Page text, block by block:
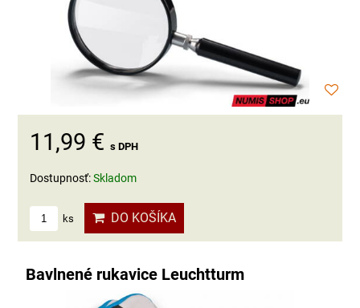
11,99 € s DPH
Dostupnosť:Skladom
ks DO KOŠÍKA
Bavlnené rukavice Leuchtturm